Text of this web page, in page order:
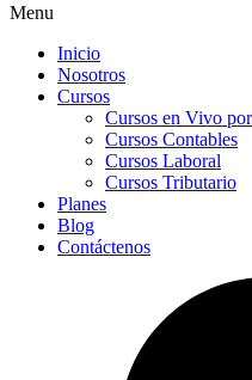
Menu
Inicio
Nosotros
Cursos
Cursos en Vivo
Cursos Contables
Cursos Laboral
Cursos Tributario
Planes
Blog
Contáctenos